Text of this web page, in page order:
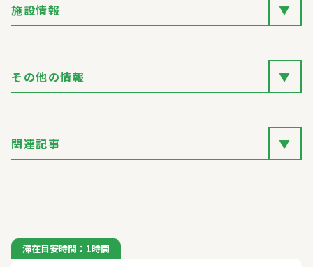
施設情報 ▼
その他の情報 ▼
関連記事 ▼
滞在目安時間：1時間